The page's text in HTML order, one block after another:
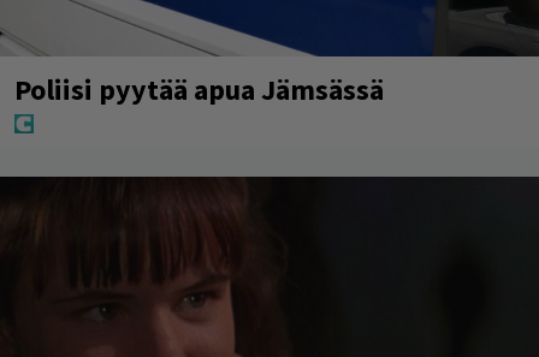
Poliisi pyytää apua Jämsässä